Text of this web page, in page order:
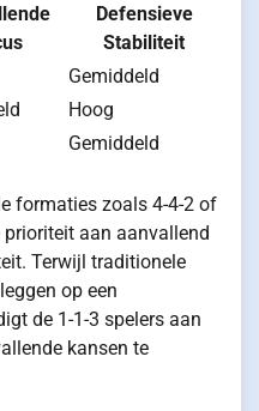
Defensieve
Stabiliteit
Gemiddeld
Hoog
Gemiddeld
formaties zoals 4-4-2 of
prioriteit aan aanvallend
Terwijl traditionele
op een
de 1-1-3 spelers aan
kansen te